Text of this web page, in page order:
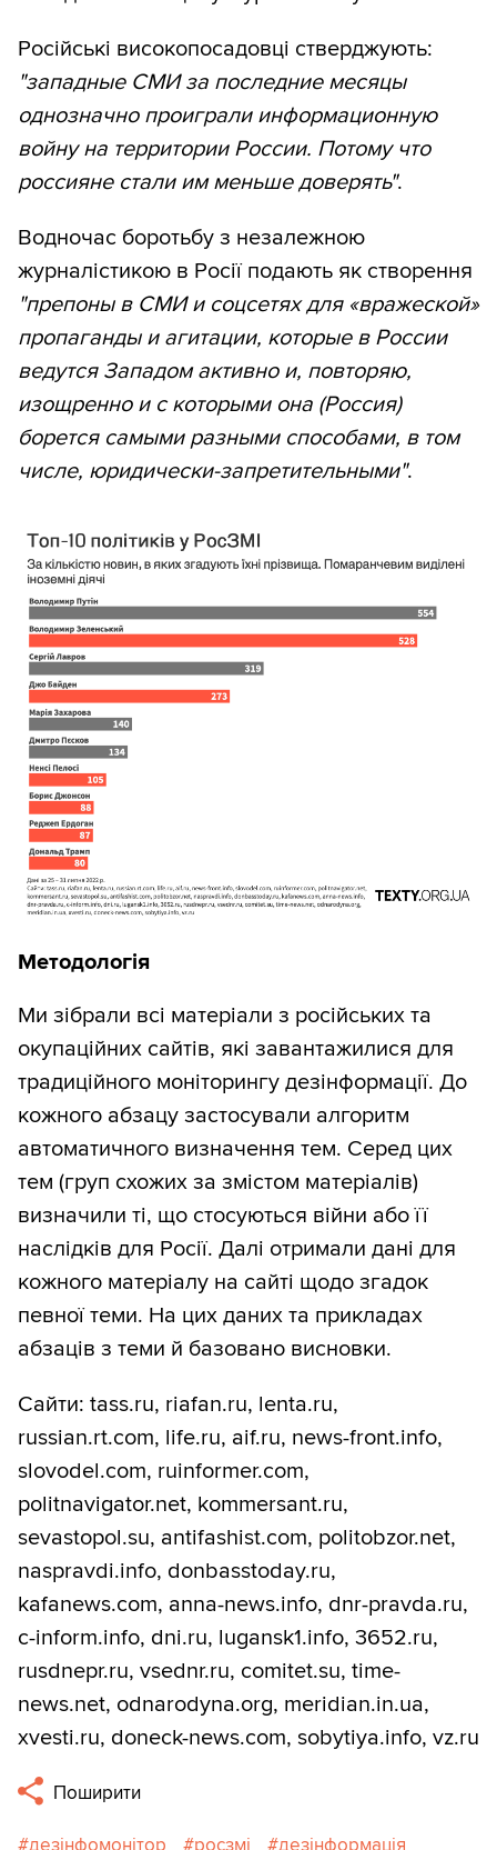
Російські високопосадовці стверджують:
"западные СМИ за последние месяцы
однозначно проиграли информационную
войну на территории России. Потому что
россияне стали им меньше доверять".
Водночас боротьбу з незалежною
журналістикою в Росії подають як створення
"препоны в СМИ и соцсетях для «вражеской»
пропаганды и агитации, которые в России
ведутся Западом активно и, повторяю,
изощренно и с которыми она (Россия)
борется самыми разными способами, в том
числе, юридически-запретительными".
Методологія
Ми зібрали всі матеріали з російських та
окупаційних сайтів, які завантажилися для
традиційного моніторингу дезінформації. До
кожного абзацу застосували алгоритм
автоматичного визначення тем. Серед цих
тем (груп схожих за змістом матеріалів)
визначили ті, що стосуються війни або її
наслідків для Росії. Далі отримали дані для
кожного матеріалу на сайті щодо згадок
певної теми. На цих даних та прикладах
абзаців з теми й базовано висновки.
Сайти: tass.ru, riafan.ru, lenta.ru,
russian.rt.com, life.ru, aif.ru, news-front.info,
slovodel.com, ruinformer.com,
politnavigator.net, kommersant.ru,
sevastopol.su, antifashist.com, politobzor.net,
naspravdi.info, donbasstoday.ru,
kafanews.com, anna-news.info, dnr-pravda.ru,
c-inform.info, dni.ru, lugansk1.info, 3652.ru,
rusdnepr.ru, vsednr.ru, comitet.su, time-
news.net, odnarodyna.org, meridian.in.ua,
xvesti.ru, doneck-news.com, sobytiya.info, vz.ru
Поширити
дезінфомонітор росзмі дезінформація